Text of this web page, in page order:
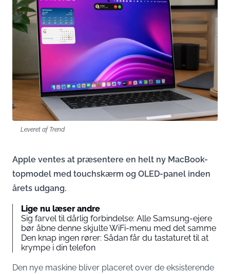
Leveret af Trend
Apple ventes at præsentere en helt ny MacBook-
topmodel med touchskærm og OLED-panel inden
årets udgang.
Lige nu læser andre
Sig farvel til dårlig forbindelse: Alle Samsung-ejere
bør åbne denne skjulte WiFi-menu med det samme
Den knap ingen rører: Sådan får du tastaturet til at
krympe i din telefon
Den nye maskine bliver placeret over de eksisterende